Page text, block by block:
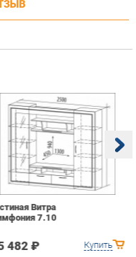
Купить
Витра
7.10
482 ₽
Весь мир